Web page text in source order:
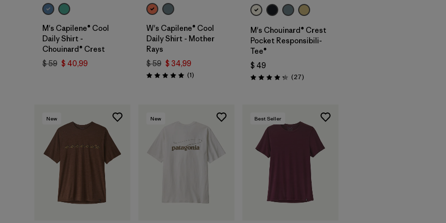
M's Capilene® Cool
Daily Shirt -
Chouinard® Crest
$ 59 $ 40,99
W's Capilene® Cool
Daily Shirt - Mother
Rays
$ 59 $ 34,99
Valoración: 5.0 / 5
(1Comentarios
)
M's Chouinard® Crest
Pocket Responsibili-
Tee®
$ 49
Valoración: 4.2 / 5
(27Comentarios
)
New New Best Seller